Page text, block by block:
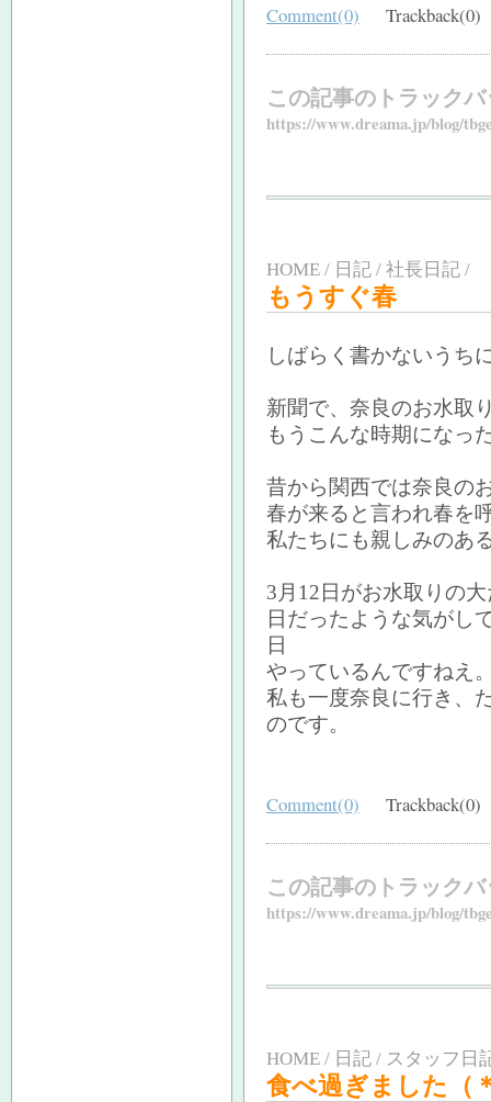
Comment(0) Trackback(0)
この記事のトラック
https://www.dreama.jp/blog/
HOME / 日記 / 社長日記 /
もうすぐ春
しばらく書かないうち
新聞で、奈良のお水取
もうこんな時期になっ
昔から関西では奈良の
春が来ると言われ春を
私たちにも親しみのあ
3月12日がお水取りの
日だったような気がし
日
やっているんですねえ
私も一度奈良に行き、
のです。
Comment(0) Trackback(0)
この記事のトラック
https://www.dreama.jp/blog/
HOME / 日記 / スタッフ日
食べ過ぎました（